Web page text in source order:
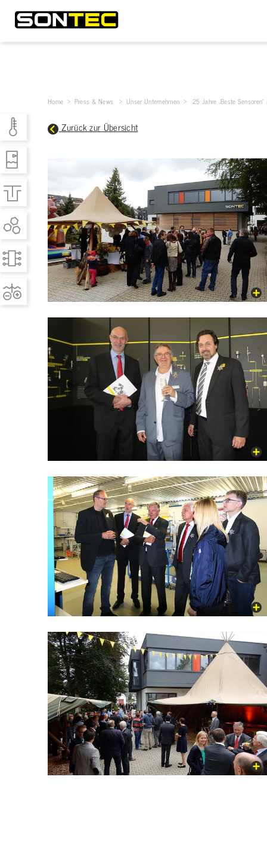
Home > Press & News >Unser Unternehmen >25 Jahre „Beste
Zurück zur Übersicht